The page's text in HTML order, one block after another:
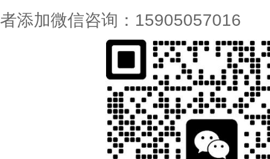
者添加微信咨询：15905057016